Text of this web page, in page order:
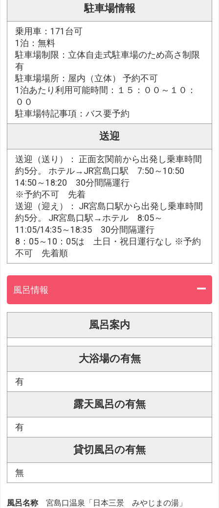
駐車場情報
乗用車：171台可
1泊：無料
駐車場制限：立体自走式駐車場のため高さ制限
有
駐車場場所：屋内（立体） 予約不可
1泊あたり利用可能時間：１５：００～１０：
００
駐車場特記事項：バス要予約
送迎
送迎（送り）： 正面玄関前から出発し乗車時間
約5分。 ホテル→JR宮島口駅 7:50～10:50
14:50～18:20 30分間隔運行
※予約不可 先着
送迎（迎え）： JR宮島口駅から出発し乗車時間
約5分。 JR宮島口駅→ホテル 8:05～
11:05/14:35～18:35 30分間隔運行
8：05～10：05は 土日・祝日運行なし ※予約
不可 先着順
風呂情報
風呂案内
大浴場の有無
有
露天風呂の有無
有
貸切風呂の有無
無
風呂名称 宮島口温泉「日本三景 みやじまの湯」